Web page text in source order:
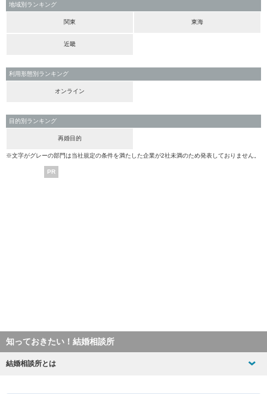
地域別ランキング
関東 東海
近畿
利用形態別ランキング
オンライン
目的別ランキング
再婚目的
※文字がグレーの部門は当社規定の条件を満たした企業が2社未満のため発表しておりません。
PR
知っておきたい！結婚相談所
結婚相談所とは